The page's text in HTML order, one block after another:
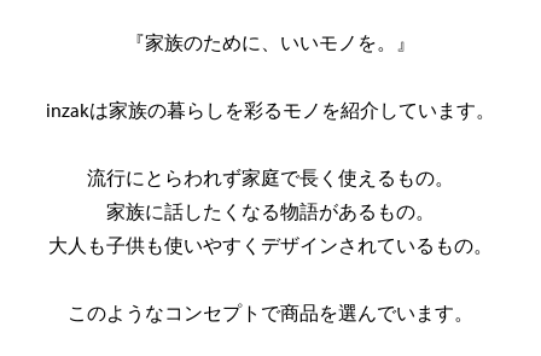
『家族のために、いいモノを。』
inzakは家族の暮らしを彩るモノを紹介しています。
流行にとらわれず家庭で長く使えるもの。
家族に話したくなる物語があるもの。
大人も子供も使いやすくデザインされているもの。
このようなコンセプトで商品を選んでいます。